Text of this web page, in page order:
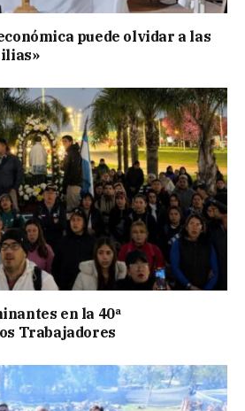
puede olvidar a las
en la 40ª
Trabajadores